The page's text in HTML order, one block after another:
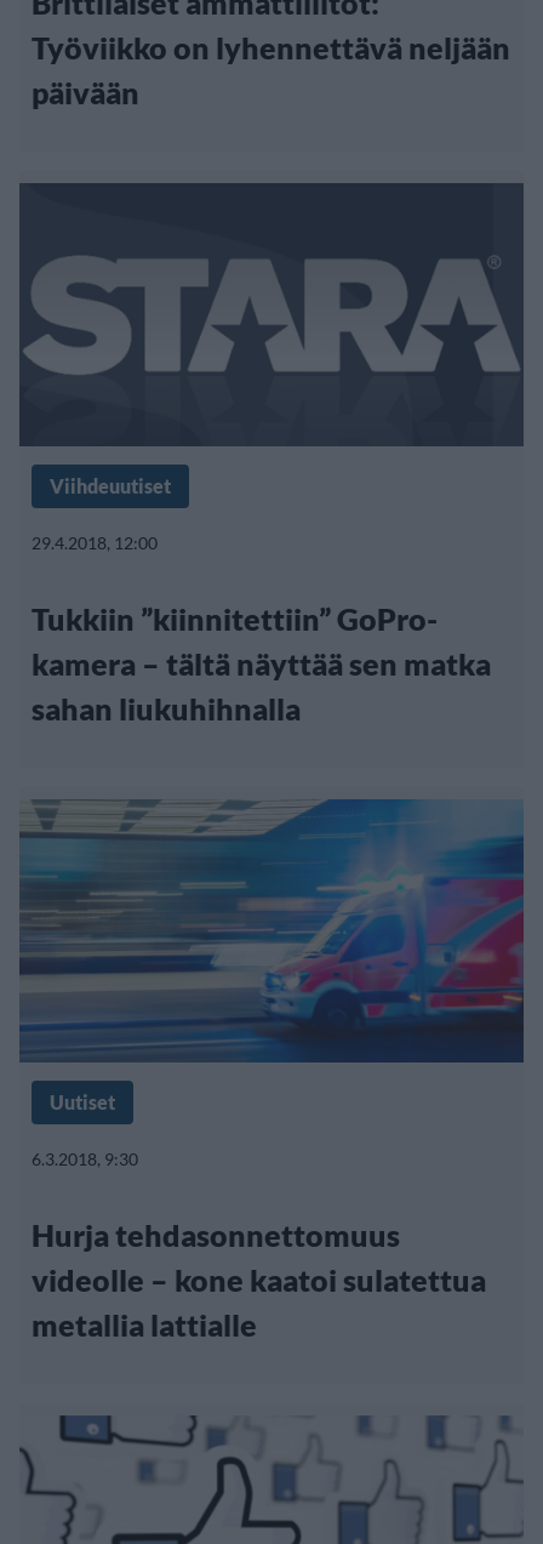
Työviikko on lyhennettävä neljään
päivään
Viihdeuutiset
29.4.2018, 12:00
Tukkiin ”kiinnitettiin” GoPro-
kamera – tältä näyttää sen matka
sahan liukuhihnalla
Uutiset
6.3.2018, 9:30
Hurja tehdasonnettomuus
videolle – kone kaatoi sulatettua
metallia lattialle